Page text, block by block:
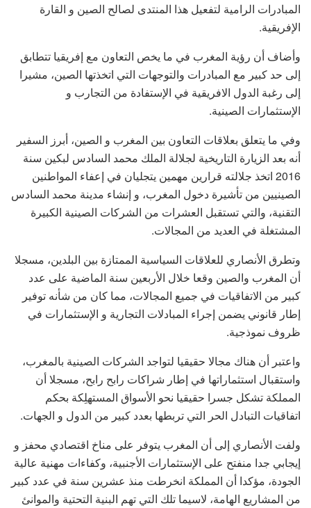
المبادرات الرامية لتفعيل هذا المنتدى لصالح الصين و القارة
الإفريقية.
وأضاف أن رؤية المغرب في ما يخص التعاون مع إفريقيا تتطابق
إلى حد كبير مع المبادرات والتوجهات التي اتخذتها الصين، مشيرا
إلى رغبة الدول الافريقية في الإستفادة من التجارب و
الإستثمارات الصينية.
وفي ما يتعلق بعلاقات التعاون بين المغرب و الصين، أبرز السفير
أنه بعد الزيارة التاريخية لجلالة الملك محمد السادس لبكين سنة
2016 اتخذ جلالته قرارين مهمين يتجليان في إعفاء المواطنين
الصينيين من تأشيرة دخول المغرب، و إنشاء مدينة محمد السادس
التقنية، والتي تستقبل العشرات من الشركات الصينية الكبيرة
المشتغلة في العديد من المجالات.
وتطرق الأنصاري للعلاقات السياسية الممتازة بين البلدين، مسجلا
أن المغرب والصين وقعا خلال الأربعين سنة الماضية على عدد
كبير من الاتفاقيات في جميع المجالات، مما كان من شأنه توفير
إطار قانوني يضمن إجراء المبادلات التجارية و الإستثمارات في
ظروف نموذجية.
واعتبر أن هناك مجالا حقيقيا لتواجد الشركات الصينية بالمغرب،
واستقبال استثماراتها في إطار شراكات رابح رابح، مسجلا أن
المملكة تشكل جسرا حقيقيا نحو الأسواق المستهلِكة بحكم
اتفاقيات التبادل الحر التي تربطها بعدد كبير من الدول و الجهات.
ولفت الأنصاري إلى أن المغرب يتوفر على مناخ اقتصادي محفز و
إيجابي جدا منفتح على الإستثمارات الأجنبية، وكفاءات مهنية عالية
الجودة، مؤكدا أن المملكة انخرطت منذ عشرين سنة في عدد كبير
من المشاريع الهامة، لاسيما تلك التي تهم البنية التحتية والموانئ